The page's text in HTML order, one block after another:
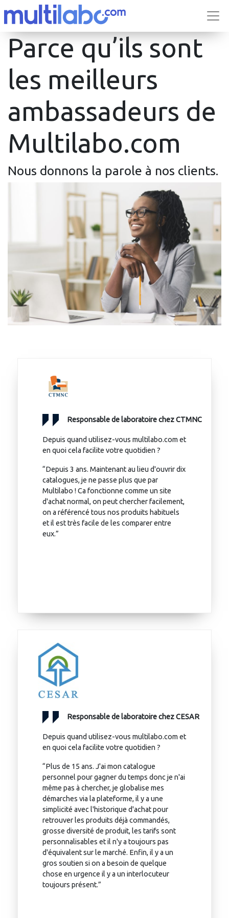
Parce qu’ils sont
les meilleurs
ambassadeurs de
Multilabo.com
Nous donnons la parole à nos clients.
Responsable de laboratoire chez CTMNC
Depuis quand utilisez-vous multilabo.com et
en quoi cela facilite votre quotidien ?
“Depuis 3 ans. Maintenant au lieu d'ouvrir dix
catalogues, je ne passe plus que par
Multilabo ! Ca fonctionne comme un site
d'achat normal, on peut chercher facilement,
on a référencé tous nos produits habituels
et il est très facile de les comparer entre
eux.”
Responsable de laboratoire chez CESAR
Depuis quand utilisez-vous multilabo.com et
en quoi cela facilite votre quotidien ?
“Plus de 15 ans. J'ai mon catalogue
personnel pour gagner du temps donc je n'ai
même pas à chercher, je globalise mes
démarches via la plateforme, il y a une
simplicité avec l'historique d'achat pour
retrouver les produits déjà commandés,
grosse diversité de produit, les tarifs sont
personnalisables et il n'y a toujours pas
d'équivalent sur le marché. Enfin, il y a un
gros soutien si on a besoin de quelque
chose en urgence il y a un interlocuteur
toujours présent.”